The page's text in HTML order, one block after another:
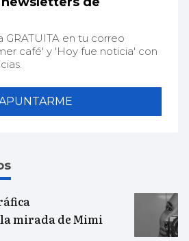
GRATUITA en tu correo
café' y 'Hoy fue noticia' con
mirada de Mimi